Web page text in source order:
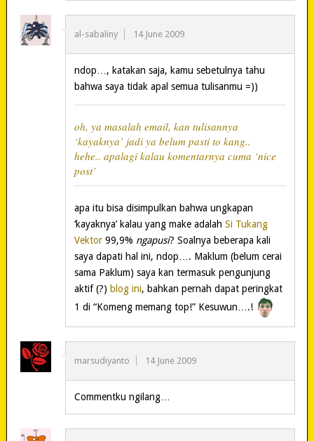
al-sabaliny 14 June 2009
ndop…, katakan saja, kamu sebetulnya tahu
bahwa saya tidak apal semua tulisanmu =))
oh, ya masalah email, kan tulisannya
‘kayaknya’ jadi ya belum pasti to kang..
hehe.. apalagi kalau komentarnya cuma ‘nice
post’
apa itu bisa disimpulkan bahwa ungkapan
‘kayaknya’ kalau yang make adalah Si Tukang
Vektor99,9% ngapusi? Soalnya beberapa kali
saya dapati hal ini, ndop…. Maklum (belum cerai
sama Paklum) saya kan termasuk pengunjung
aktif (?) blog ini, bahkan pernah dapat peringkat
1 di “Komeng memang top!” Kesuwun….!
marsudiyanto 14 June 2009
Commentku ngilang…